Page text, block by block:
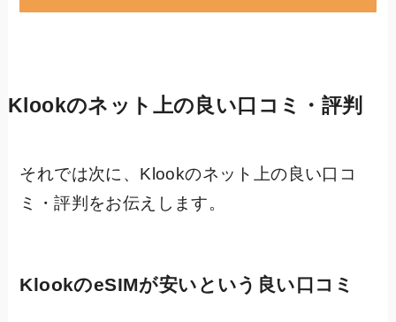
Klookのネット上の良い口コミ・評判
それでは次に、Klookのネット上の良い口コ
ミ・評判をお伝えします。
KlookのeSIMが安いという良い口コミ